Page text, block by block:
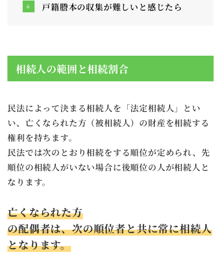
戸籍謄本の収集が難しいと感じたら
相続人の範囲と相続割合
民法によって決まる相続人を「法定相続人」とい
い、亡くなられた方（被相続人）の財産を相続する
権利を持ちます。
民法では次のとおり相続をする順位が定められ、先
順位の相続人がいない場合に後順位の人が相続人と
なります。
亡くなられた方
の配偶者は、次の順位者と共に常に相続人
となります。